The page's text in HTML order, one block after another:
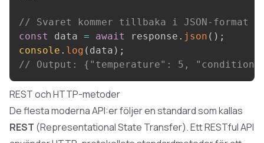
// Svaret kommer tillbaka i JSON-format
const
data = await response . json ( ) ;
console . log ( data ) ;
// Output: {"temperature": 5,
REST och HTTP-metoder
De flesta moderna API:er följer en standard som kallas
REST (Representational State Transfer). Ett RESTful API